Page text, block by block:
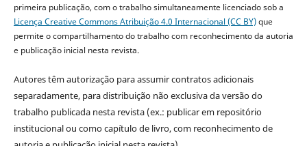
primeira publicação, com o trabalho simultaneamente licenciado sob a
Licença Creative Commons Atribuição 4.0 Internacional (CC BY)que
permite o compartilhamento do trabalho com reconhecimento da autoria
e publicação inicial nesta revista.
Autores têm autorização para assumir contratos adicionais
separadamente, para distribuição não exclusiva da versão do
trabalho publicada nesta revista (ex.: publicar em repositório
institucional ou como capítulo de livro, com reconhecimento de